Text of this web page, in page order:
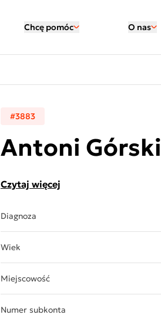
Chcę pomóc O nas
#3883
Antoni Górski
Czytaj więcej
Diagnoza
Wiek
Miejscowość
Numer subkonta